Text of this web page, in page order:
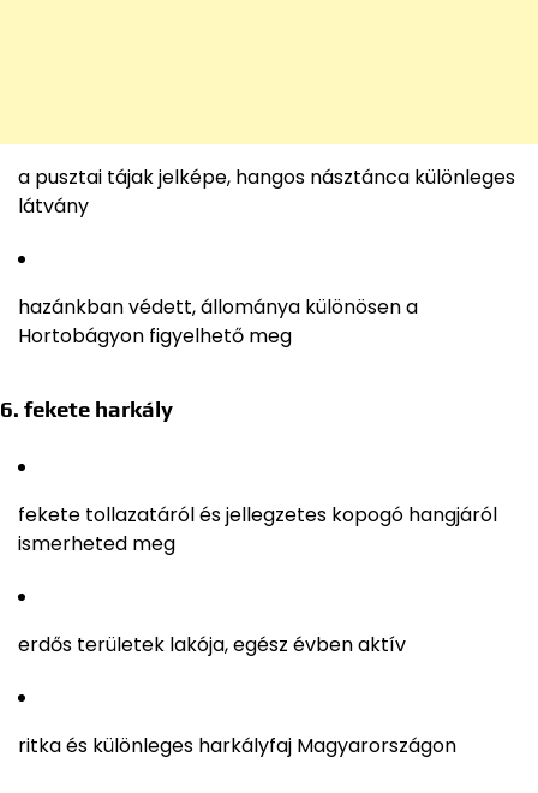
a pusztai tájak jelképe, hangos násztánca különleges
látvány
hazánkban védett, állománya különösen a
Hortobágyon figyelhető meg
6. fekete harkály
fekete tollazatáról és jellegzetes kopogó hangjáról
ismerheted meg
erdős területek lakója, egész évben aktív
ritka és különleges harkályfaj Magyarországon